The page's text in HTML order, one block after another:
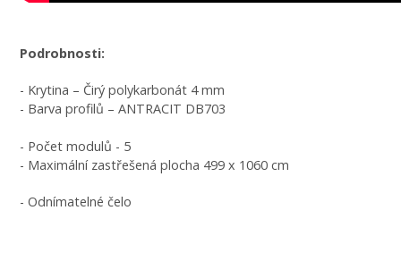
Podrobnosti:
- Krytina – Čirý polykarbonát 4 mm
- Barva profilů – ANTRACIT DB703
- Počet modulů - 5
- Maximální zastřešená plocha 499 x 1060 cm
- Odnímatelné čelo